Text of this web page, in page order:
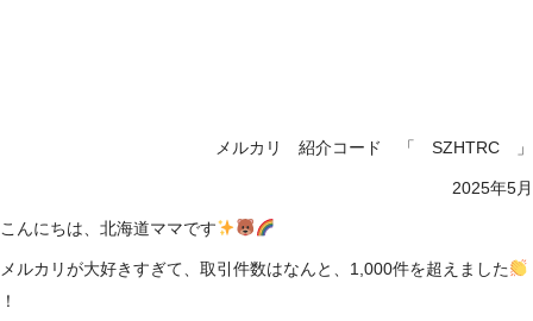
メルカリ 紹介コード 「 SZHTRC 」
2025年5月
こんにちは、北海道ママです
メルカリが大好きすぎて、取引件数はなんと、1,000件を超えました
！